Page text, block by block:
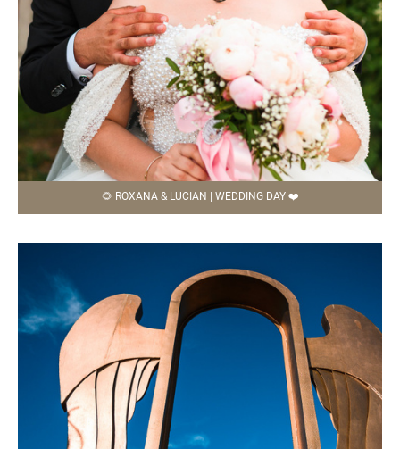
🌻 ROXANA & LUCIAN | WEDDING DAY ❤️